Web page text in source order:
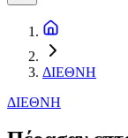
ΔΙΕΘΝΗ
ΔΙΕΘΝΗ